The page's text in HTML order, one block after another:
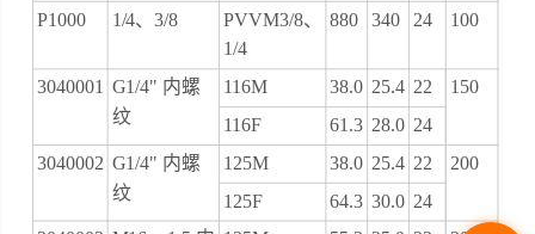
P1000 1/4、3/8
PVVM3/8、
1/4
880 340 24 100
3040001 G1/4" 内螺
纹
116M 38.0 25.4 22
150
116F
61.3 28.0 24
3040002 G1/4" 内螺
纹
125M 38.0 25.4 22 200
125F 64.3 30.0 24